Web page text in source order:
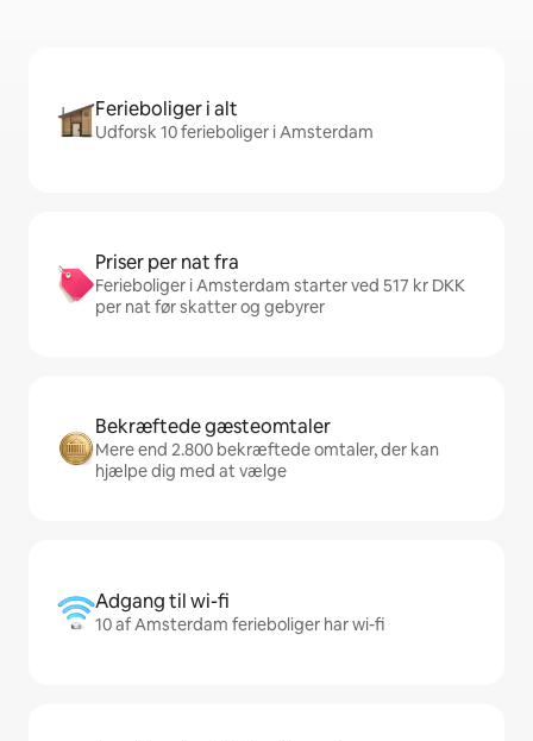
Ferieboliger i alt
Udforsk 10 ferieboliger i Amsterdam
Priser per nat fra
Ferieboliger i Amsterdam starter ved 517 kr DKK
per nat før skatter og gebyrer
Bekræftede gæsteomtaler
Mere end 2.800 bekræftede omtaler, der kan
hjælpe dig med at vælge
Adgang til wi-fi
10 af Amsterdam ferieboliger har wi-fi